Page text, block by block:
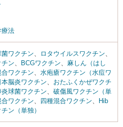
療法
ワクチン ロタウイルスワクチン
チン
BCGワクチン
麻しん（はし
ワクチン
水疱瘡ワクチン（水痘ワ
本脳炎ワクチン
おたふくかぜワクチ
球菌ワクチン
破傷風ワクチン（単
合ワクチン 四種混合ワクチン
Hib
ン（単独）